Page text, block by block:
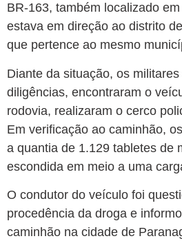
BR-163, também localizado
estava em direção ao distrito
que pertence ao mesmo
Diante da situação, os
diligências, encontraram o
rodovia, realizaram o cerco
Em verificação ao caminhão,
a quantia de 1.129 tabletes de
escondida em meio a uma
O condutor do veículo foi
procedência da droga e
caminhão na cidade de